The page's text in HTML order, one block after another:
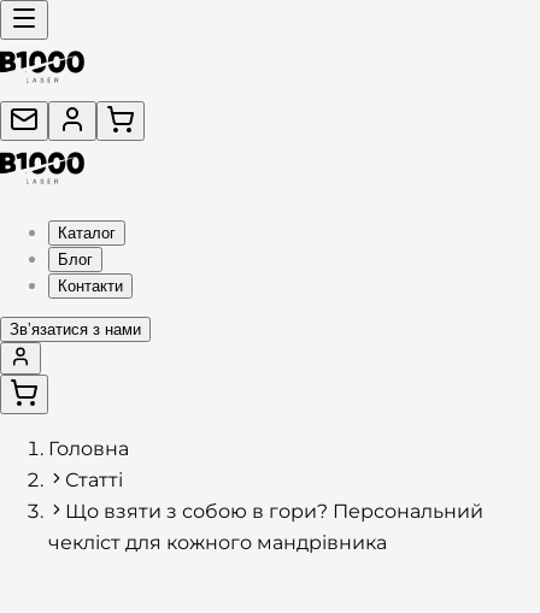
Каталог
Блог
Контакти
Звʼязатися з нами
Головна
Статті
Що взяти з собою в гори? Персональний
чекліст для кожного мандрівника